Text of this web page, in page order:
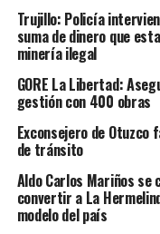
SIGUIENTE POST
Ocho familias a
ANTERIOR POST
Cuestionan a fiscal
en el cerro El Toro
Trujillo: Policía
suma de dinero que
minería ilegal
GORE La Libertad:
gestión con 400 obras
Exconsejero de Otuzco
de tránsito
Aldo Carlos Mariños se
convertir a La
modelo del país